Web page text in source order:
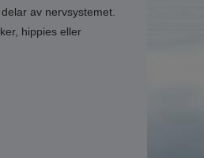
av nervsystemet.
hippies eller